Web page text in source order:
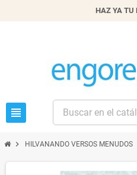
HAZ YA TU
view_headline
chevron_right HILVANANDO VERSOS MENUDOS